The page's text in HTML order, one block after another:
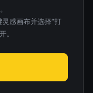
感画布并选择“打
。